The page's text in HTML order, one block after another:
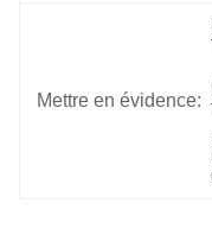
Mettre en évidence: